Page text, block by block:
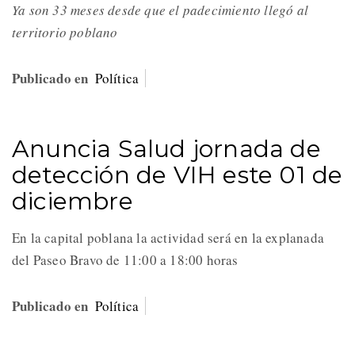
Ya son 33 meses desde que el padecimiento llegó al
territorio poblano
Publicado en Política
Anuncia Salud jornada de
detección de VIH este 01 de
diciembre
En la capital poblana la actividad será en la explanada
del Paseo Bravo de 11:00 a 18:00 horas
Publicado en Política